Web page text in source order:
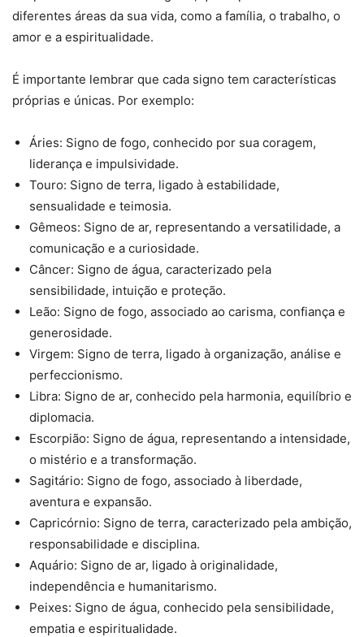
diferentes áreas da sua vida, como a família, o trabalho, o
amor e a espiritualidade.
É importante lembrar que cada signo tem características
próprias e únicas. Por exemplo:
Áries: Signo de fogo, conhecido por sua coragem,
liderança e impulsividade.
Touro: Signo de terra, ligado à estabilidade,
sensualidade e teimosia.
Gêmeos: Signo de ar, representando a versatilidade, a
comunicação e a curiosidade.
Câncer: Signo de água, caracterizado pela
sensibilidade, intuição e proteção.
Leão: Signo de fogo, associado ao carisma, confiança e
generosidade.
Virgem: Signo de terra, ligado à organização, análise e
perfeccionismo.
Libra: Signo de ar, conhecido pela harmonia, equilíbrio e
diplomacia.
Escorpião: Signo de água, representando a intensidade,
o mistério e a transformação.
Sagitário: Signo de fogo, associado à liberdade,
aventura e expansão.
Capricórnio: Signo de terra, caracterizado pela ambição,
responsabilidade e disciplina.
Aquário: Signo de ar, ligado à originalidade,
independência e humanitarismo.
Peixes: Signo de água, conhecido pela sensibilidade,
empatia e espiritualidade.